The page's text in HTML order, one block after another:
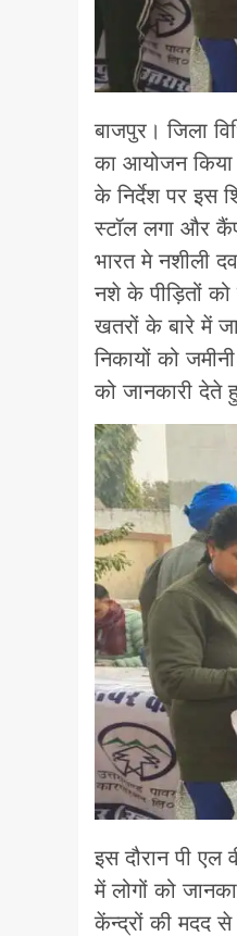
बाजपुर। जिला
का आयोजन किया
के निर्देश पर इस
स्टॉल लगा और
भारत मे नशीली
नशे के पीड़ितों
खतरों के बारे में
निकायों को
को जानकारी देते
इस दौरान पी एल
में लोगों को
केंन्द्रों की मदद